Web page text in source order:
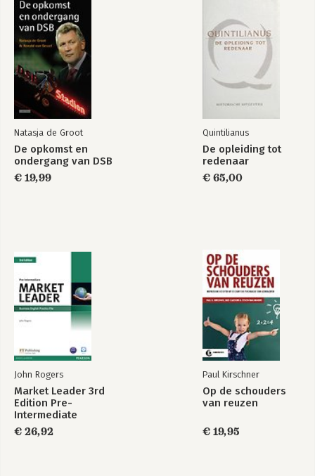
Natasja de Groot
De opkomst en
ondergang van DSB
€ 19,99
Quintilianus
De opleiding tot
redenaar
€ 65,00
John Rogers
Market Leader 3rd
Edition Pre-
Intermediate
Practice File &
Practice File CD
€ 26,92
Paul Kirschner
Op de schouders
van reuzen
€ 19,95